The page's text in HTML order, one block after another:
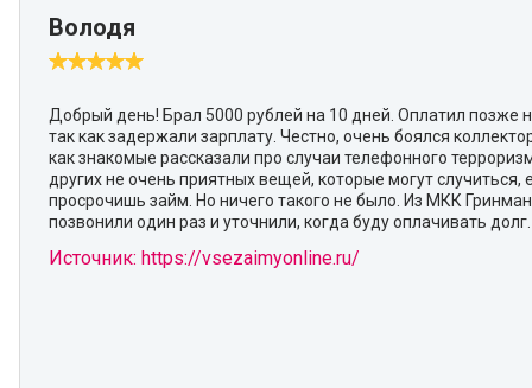
Володя
Добрый день! Брал 5000 рублей на 10 дней. Оплатил позже
так как задержали зарплату. Честно, очень боялся
как знакомые рассказали про случаи телефонного
других не очень приятных вещей, которые могут случиться,
просрочишь займ. Но ничего такого не было. Из МКК
позвонили один раз и уточнили, когда буду оплачивать долг.
Источник: https://vsezaimyonline.ru/